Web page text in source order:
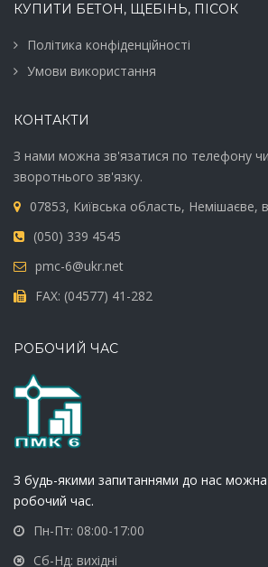
КУПИТИ БЕТОН, ЩЕБІНЬ, ПІСОК
Політика конфіденційності
Умови використання
КОНТАКТИ
З нами можна зв'язатися по телефону
зворотнього зв'язку.
07853, Київська область, Немішаєве,
(050) 339 4545
pmc-6@ukr.net
FAX: (04577) 41-282
РОБОЧИЙ ЧАС
З будь-якими запитаннями до нас можна
робочий час.
Пн-Пт: 08:00-17:00
Сб-Нд: вихідні